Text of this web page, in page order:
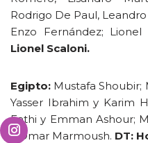
Rodrigo De Paul,
Enzo Fernández;
Lionel Scaloni.
Egipto: Mustafa Shoubir;
Yasser Ibrahim y Karim
Fathi y Emman Ashour;
y Omar Marmoush. DT: